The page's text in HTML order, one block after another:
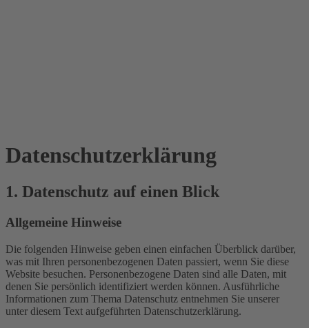
Datenschutz­erklärung
1. Datenschutz auf einen Blick
Allgemeine Hinweise
Die folgenden Hinweise geben einen einfachen Überblick darüber,
was mit Ihren personenbezogenen Daten passiert, wenn Sie diese
Website besuchen. Personenbezogene Daten sind alle Daten, mit
denen Sie persönlich identifiziert werden können. Ausführliche
Informationen zum Thema Datenschutz entnehmen Sie unserer
unter diesem Text aufgeführten Datenschutzerklärung.